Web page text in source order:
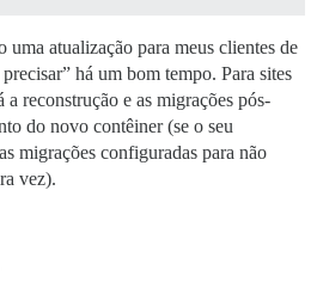
uma atualização para meus clientes de
há um bom tempo. Para sites
reconstrução e as migrações pós-
do novo contêiner (se o seu
migrações configuradas para não
vez).